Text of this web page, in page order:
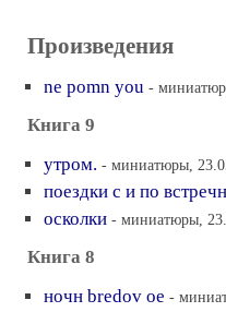
Произведения
ne pomn you -
Книга 9
утром. - миниатюры,
поездки с и по
осколки - миниатюры,
Книга 8
ночн bredov ое -